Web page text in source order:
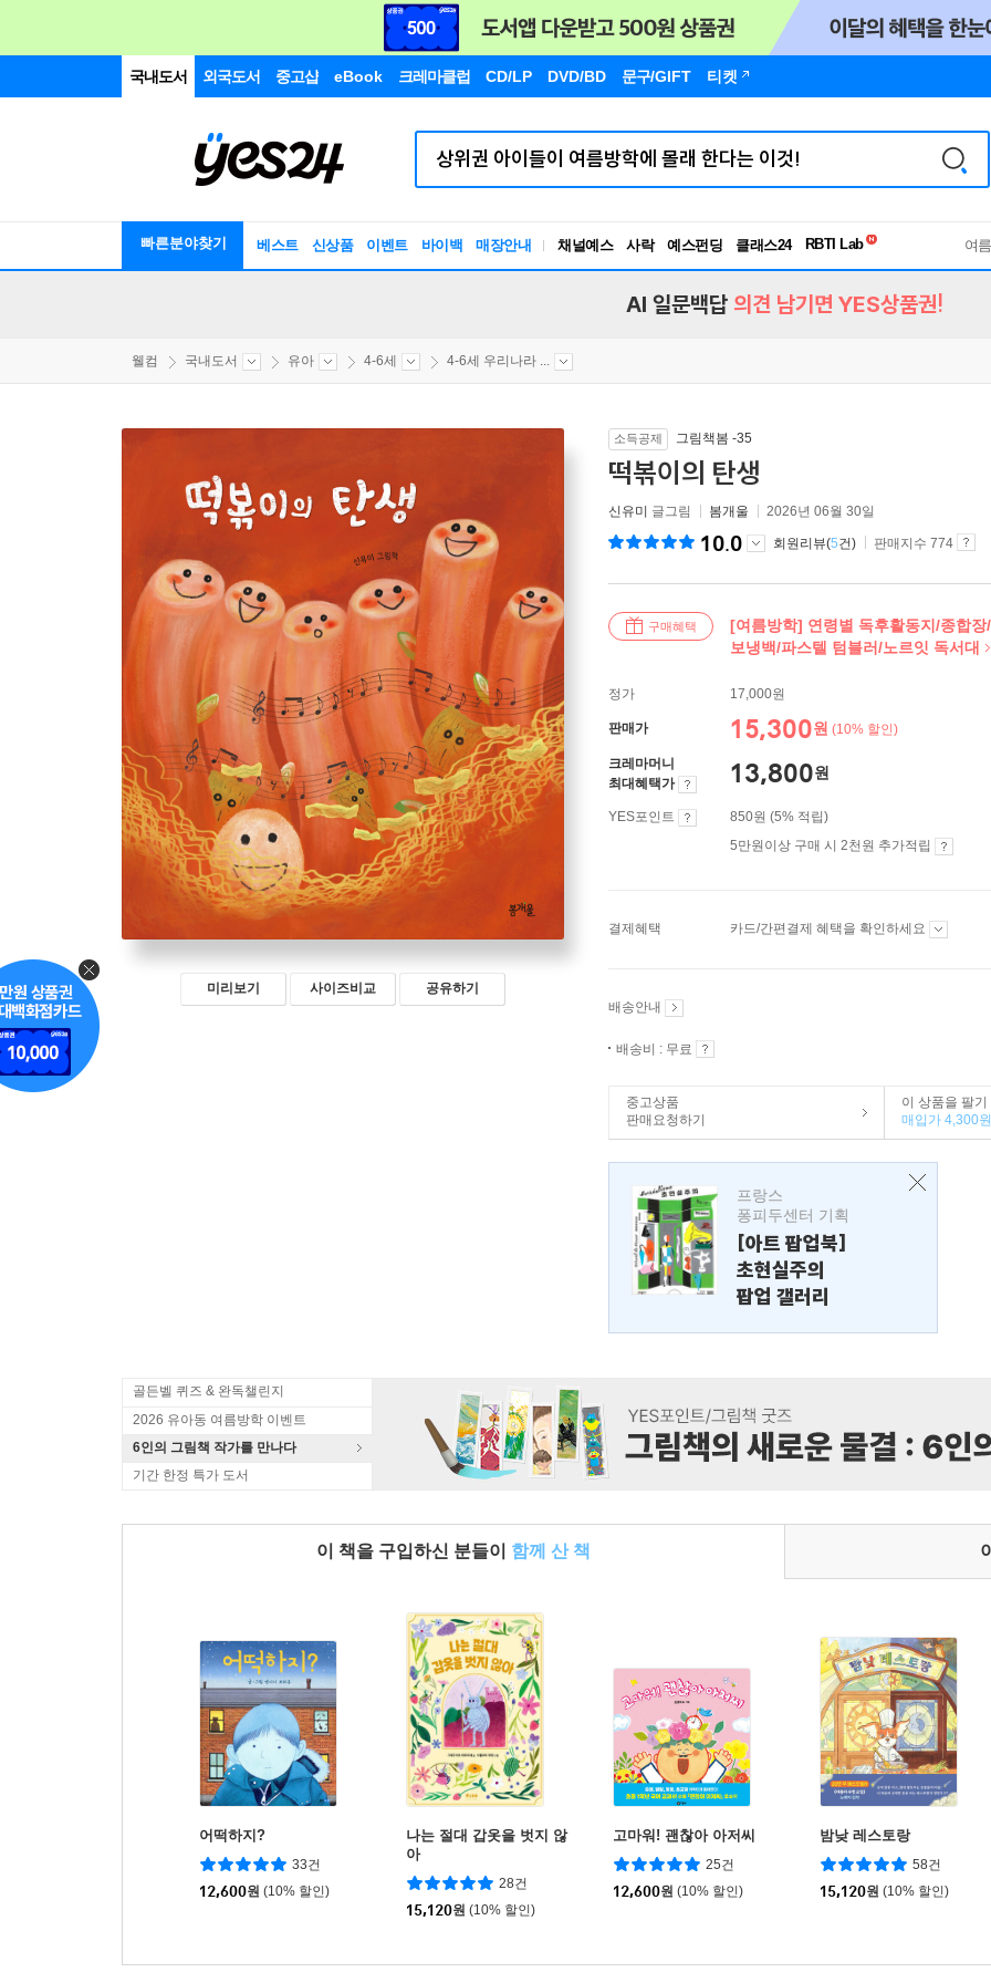
국내도서 외국도서 중고샵 eBook 크레마클럽 CD/LP DVD/BD 문구/GIFT 티켓
빠른분야찾기 베스트 신상품 이벤트 바이백 매장안내 채널예스 사락 예스펀딩 클래스24
독서유형검사
RBTI Lab
여
AI 일문백답 의견 남기면 YES상품권!
웰컴 국내도서 유아 4-6세 4-6세 우리나라 ...
미리보기 사이즈비교 공유하기
소득공제 그림책봄 -35
떡볶이의 탄생
신유미 글그림 봄개울 2026년 06월 30일
10.0 회원리뷰(5건) 판매지수 774
구매혜택
[여름방학] 연령별 독후활동지/종합
보냉백/파스텔 텀블러/노르잇 독서대
정가 17,000원
판매가 15,300원 (10% 할인)
크레마머니
최대혜택가
13,800원
YES포인트
850원 (5% 적립)
5만원이상 구매 시 2천원 추가적립
결제혜택 카드/간편결제 혜택을 확인하세요
배송안내
배송비 : 무료
중고상품
판매요청하기
이 상품을 팔기
매입가 4,300원
프랑스
퐁피두센터 기획
[아트 팝업북]
초현실주의
팝업 갤러리
골든벨 퀴즈 & 완독챌린지
2026 유아동 여름방학 이벤트
6인의 그림책 작가를 만나다
기간 한정 특가 도서
이 책을 구입하신 분들이 함께 산 책
어떡하지?
33건
12,600원 (10% 할인)
나는 절대 갑옷을 벗지 않
아
28건
15,120원 (10% 할인)
고마워! 괜찮아 아저씨
25건
12,600원 (10% 할인)
밤낮 레스토랑
58건
15,120원 (10% 할인)